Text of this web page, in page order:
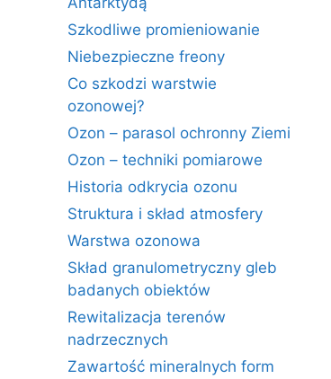
Szkodliwe promieniowanie
Niebezpieczne freony
Co szkodzi warstwie
ozonowej?
Ozon – parasol ochronny Ziemi
Ozon – techniki pomiarowe
Historia odkrycia ozonu
Struktura i skład atmosfery
Warstwa ozonowa
Skład granulometryczny gleb
badanych obiektów
Rewitalizacja terenów
nadrzecznych
Zawartość mineralnych form